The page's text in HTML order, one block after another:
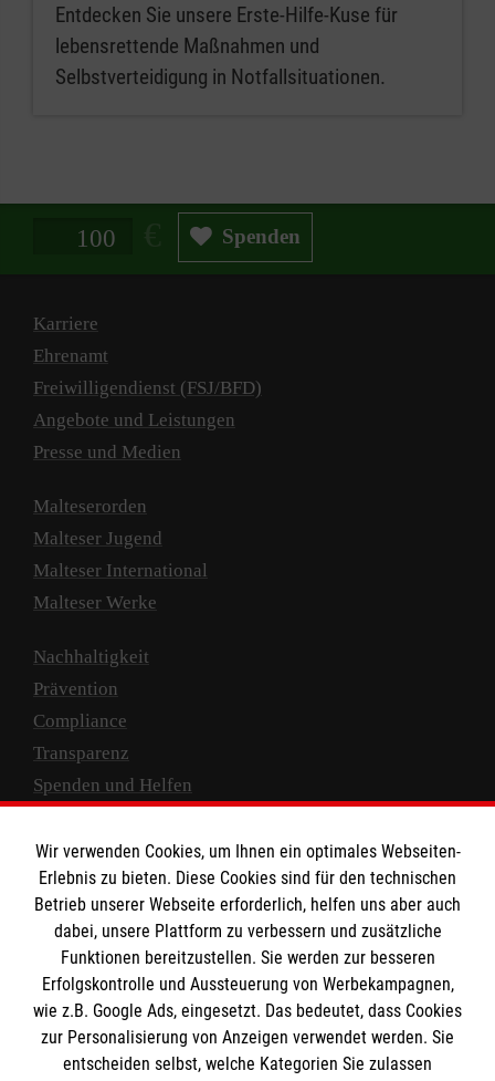
Entdecken Sie unsere Erste-Hilfe-Kuse für
lebensrettende Maßnahmen und
Selbstverteidigung in Notfallsituationen.
Spendenbetrag in Euro Spenden
Karriere
Ehrenamt
Freiwilligendienst (FSJ/BFD)
Angebote und Leistungen
Presse und Medien
Malteserorden
Malteser Jugend
Malteser International
Malteser Werke
Nachhaltigkeit
Prävention
Compliance
Transparenz
Spenden und Helfen
Empfänger: Malteser Hilfsdienst e.V.
IBAN: DE10 3706 0120 1201 2000 12
BIC: GENODED 1PA7
Wir verwenden Cookies, um Ihnen ein optimales Webseiten-
Erlebnis zu bieten. Diese Cookies sind für den technischen
Betrieb unserer Webseite erforderlich, helfen uns aber auch
dabei, unsere Plattform zu verbessern und zusätzliche
Funktionen bereitzustellen. Sie werden zur besseren
Erfolgskontrolle und Aussteuerung von Werbekampagnen,
wie z.B. Google Ads, eingesetzt. Das bedeutet, dass Cookies
zur Personalisierung von Anzeigen verwendet werden. Sie
entscheiden selbst, welche Kategorien Sie zulassen